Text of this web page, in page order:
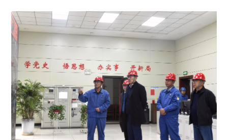
市（股票代码：
601969）。
探索更多
海南矿业成立于2007年，
由复星集团与海南海钢集
团共同出资成立，2014年
在上海证券交易所挂牌上
市（股票代码：
601969）。
探索更多 
响应"双碳"目标行动，切实
履行企业社会责任，与利
益相关方共享发展成果。
我们深入践行"根植海南，
面向全球，绿色发展，持
续成长"的发展理念，积极
响应"双碳"目标行动，切实
履行企业社会责任，与利
益相关方共享发展成果。
者的关切问题，增进投资
者对企业价值及经营理念
的认同感，努力构建和谐
互信的资本市场生态圈。
探索更多

及时回应资本市场及投资
者的关切问题，增进投资
者对企业价值及经营理念
的认同感，努力构建和谐
互信的资本市场生态圈。